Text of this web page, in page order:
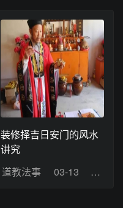
装修择吉日安门的风水
讲究
道教法事
03-13 浏览